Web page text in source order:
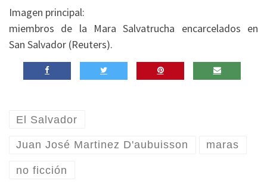
Imagen principal:
miembros de la Mara Salvatrucha encarcelados en
San Salvador (Reuters).
El Salvador
Juan José Martinez D'aubuisson maras
no ficción